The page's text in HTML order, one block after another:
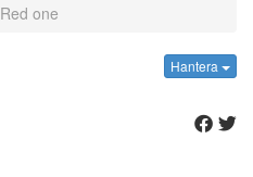
Red one
Hantera